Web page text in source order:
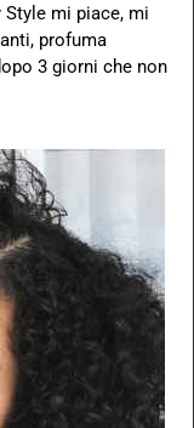
mi piace, mi
profuma
3 giorni che non